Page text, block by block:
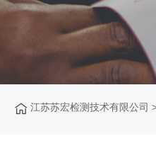
江苏苏宏检测技术有限公司